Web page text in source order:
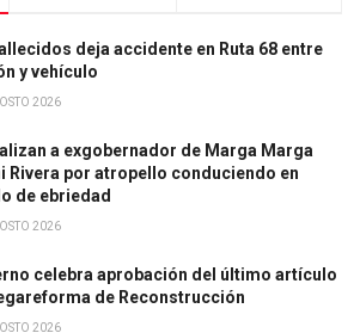
deja accidente en Ruta 68 entre
y vehículo
2026
a exgobernador de Marga Marga
Rivera por atropello conduciendo en
de ebriedad
2026
celebra aprobación del último artículo
de Reconstrucción
2026